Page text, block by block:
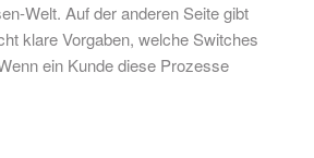
Welt. Auf der anderen Seite gibt
klare Vorgaben, welche Switches
ein Kunde diese Prozesse